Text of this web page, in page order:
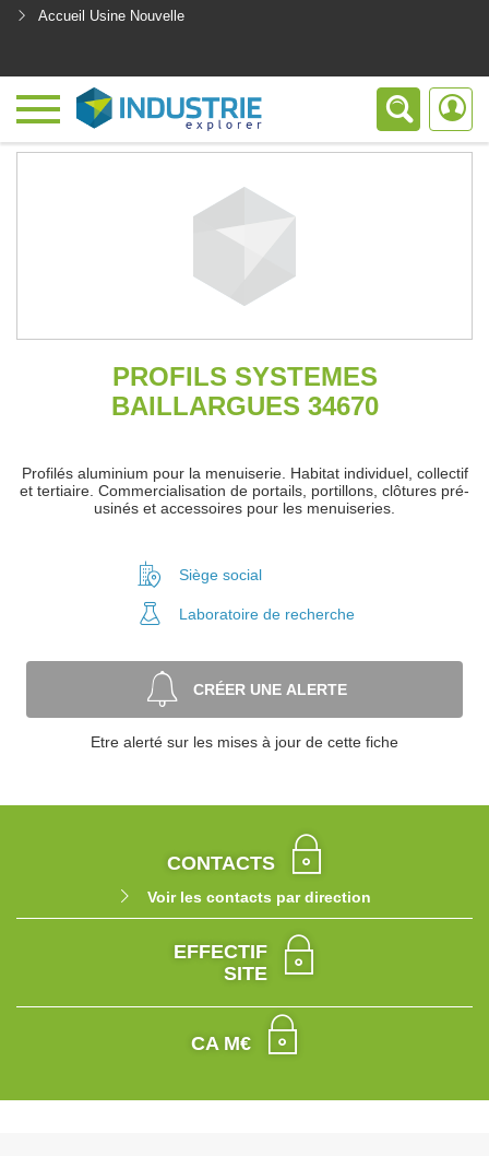
Accueil Usine Nouvelle
PROFILS SYSTEMES
BAILLARGUES 34670
Profilés aluminium pour la menuiserie. Habitat individuel, collectif
et tertiaire. Commercialisation de portails, portillons, clôtures pré-
usinés et accessoires pour les menuiseries.
Siège social
Laboratoire de recherche
CRÉER UNE ALERTE
Etre alerté sur les mises à jour de cette fiche
CONTACTS
Voir les contacts par direction
EFFECTIF
SITE
CA M€